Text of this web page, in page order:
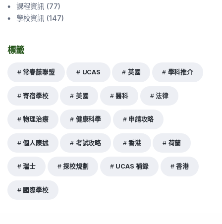
課程資訊 (77)
學校資訊 (147)
標籤
常春藤聯盟 UCAS 英國 學科推介
寄宿學校 美國 醫科 法律
物理治療 健康科學 申請攻略
個人陳述 考試攻略 香港 荷蘭
瑞士 探校規劃 UCAS 補錄 香港
國際學校